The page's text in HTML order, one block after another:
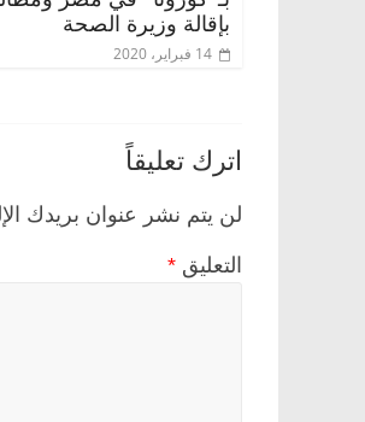
بإقالة وزيرة الصحة
14 فبراير، 2020
اترك تعليقاً
لن يتم نشر عنوان بريدك
التعليق *